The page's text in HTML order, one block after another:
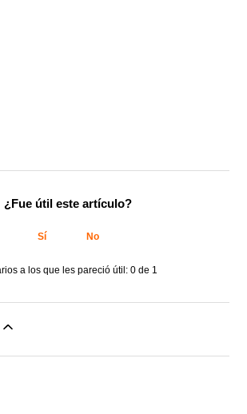
¿Fue útil este artículo?
Sí No
a los que les pareció útil: 0 de 1